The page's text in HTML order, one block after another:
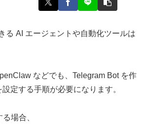
る AI エージェントや自動化ツールは
などでも、Telegram Bot を作
定する手順が必要になります。
場合、